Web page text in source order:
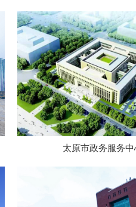
太原市政务服务中